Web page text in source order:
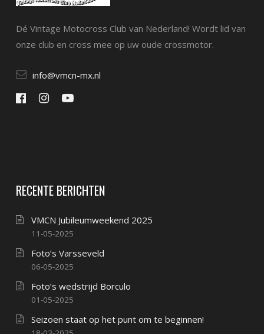
Dé Vintage Motocross Club van Nederland! Wordt lid van
onze club en cross mee op uw oude crossmotor.
info@vmcn-mx.nl
RECENTE BERICHTEN
VMCN Jubileumweekend 2025
11-05-2025
Foto’s Varsseveld
06-05-2025
Foto’s wedstrijd Borculo
01-05-2025
Seizoen staat op het punt om te beginnen!